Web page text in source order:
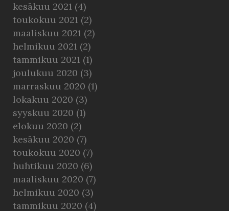
kesäkuu 2021 (4)
toukokuu 2021 (2)
maaliskuu 2021 (2)
helmikuu 2021 (2)
tammikuu 2021 (1)
joulukuu 2020 (3)
marraskuu 2020 (1)
lokakuu 2020 (3)
syyskuu 2020 (1)
elokuu 2020 (2)
kesäkuu 2020 (7)
toukokuu 2020 (7)
huhtikuu 2020 (6)
maaliskuu 2020 (7)
helmikuu 2020 (3)
tammikuu 2020 (4)